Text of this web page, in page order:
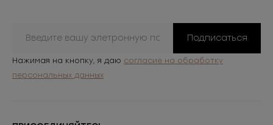
Подписаться
Нажимая на кнопку, я даю согласие на обработку
персональных данных